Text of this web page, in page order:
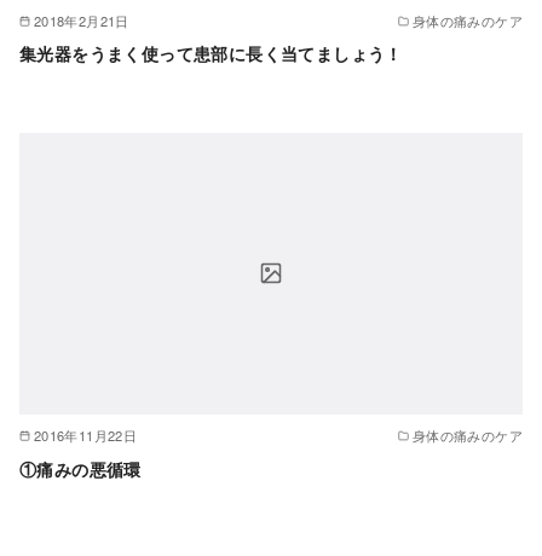
2018年2月21日 身体の痛みのケア
集光器をうまく使って患部に長く当てましょう！
2016年11月22日 身体の痛みのケア
①痛みの悪循環